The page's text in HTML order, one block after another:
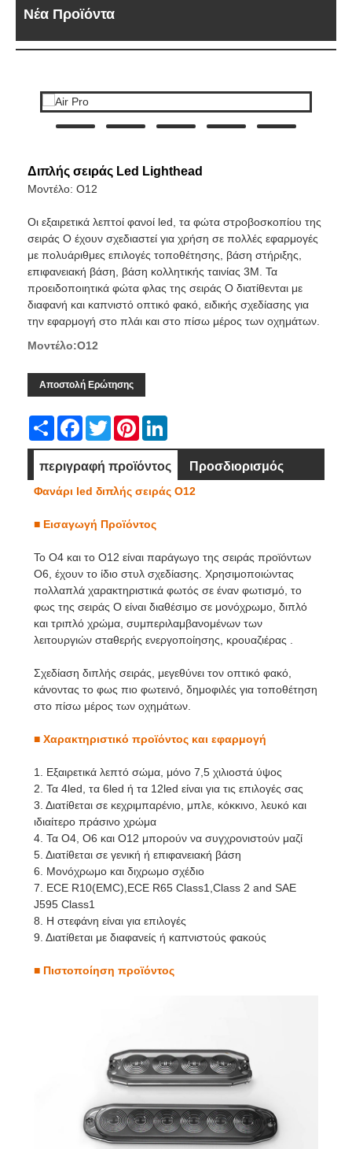
Νέα Προϊόντα
Διπλής σειράς Led Lighthead
Μοντέλο: O12
Οι εξαιρετικά λεπτοί φανοί led, τα φώτα στροβοσκοπίου της
σειράς O έχουν σχεδιαστεί για χρήση σε πολλές εφαρμογές
με πολυάριθμες επιλογές τοποθέτησης, βάση στήριξης,
επιφανειακή βάση, βάση κολλητικής ταινίας 3M. Τα
προειδοποιητικά φώτα φλας της σειράς O διατίθενται με
διαφανή και καπνιστό οπτικό φακό, ειδικής σχεδίασης για
την εφαρμογή στο πλάι και στο πίσω μέρος των οχημάτων.
Μοντέλο:Ο12
Αποστολή Ερώτησης
Share Facebook
TwitterPinterest
περιγραφή προϊόντος Προσδιορισμός
Διάσταση βίντεο
Φανάρι led διπλής σειράς O12
■ Εισαγωγή Προϊόντος
Το O4 και το O12 είναι παράγωγο της σειράς προϊόντων
O6, έχουν το ίδιο στυλ σχεδίασης. Χρησιμοποιώντας
πολλαπλά χαρακτηριστικά φωτός σε έναν φωτισμό, το
φως της σειράς O είναι διαθέσιμο σε μονόχρωμο, διπλό
και τριπλό χρώμα, συμπεριλαμβανομένων των
λειτουργιών σταθερής ενεργοποίησης, κρουαζιέρας .
Σχεδίαση διπλής σειράς, μεγεθύνει τον οπτικό φακό,
κάνοντας το φως πιο φωτεινό, δημοφιλές για τοποθέτηση
στο πίσω μέρος των οχημάτων.
■ Χαρακτηριστικό προϊόντος και εφαρμογή
1. Εξαιρετικά λεπτό σώμα, μόνο 7,5 χιλιοστά ύψος
2. Τα 4led, τα 6led ή τα 12led είναι για τις επιλογές σας
3. Διατίθεται σε κεχριμπαρένιο, μπλε, κόκκινο, λευκό και
ιδιαίτερο πράσινο χρώμα
4. Τα O4, O6 και O12 μπορούν να συγχρονιστούν μαζί
5. Διατίθεται σε γενική ή επιφανειακή βάση
6. Μονόχρωμο και διχρωμο σχέδιο
7. ECE R10(EMC),ECE R65 Class1,Class 2 and SAE
J595 Class1
8. Η στεφάνη είναι για επιλογές
9. Διατίθεται με διαφανείς ή καπνιστούς φακούς
■ Πιστοποίηση προϊόντος